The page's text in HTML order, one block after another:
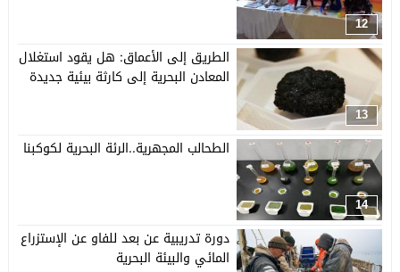
12
13
الطريق إلى الأعماق: هل يقود استغلال
المعادن البحرية إلى كارثة بيئية جديدة
14
الطحالب المجهرية..الرئة البحرية لكوكبنا
دورة تدريبية عن بعد للفاو عن الإستزراع
المائي والبيئة البحرية